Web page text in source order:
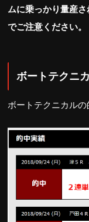
ムに乗っかり量産
でご注意ください。
ボートテクニ
ボートテクニカルの